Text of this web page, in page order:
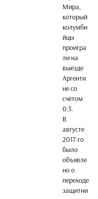
Мира,
который
колумби
йцы
проигра
ли на
выезде
Аргенти
не со
счётом
0:3.
В
августе
2017-го
было
объявле
но о
переходе
защитни